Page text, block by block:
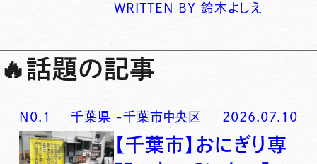
WRITTEN BY 鈴木よしえ
🔥話題の記事
N0. 1 千葉県 -千葉市中央区 2026.07.10
【千葉市】おにぎり専